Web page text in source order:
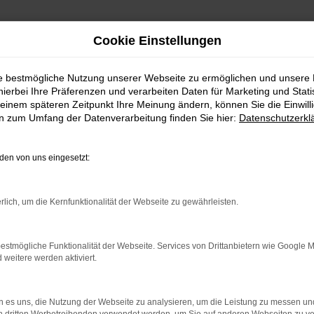
2 Möglichkeiten. Sehen Sie sich mit Klick auf „Unser
Probefahren. Oder Sie klicken auf den Button
können wir dann für Sie beschaffen. Wir freuen uns auf
Cookie Einstellungen
bestmögliche Nutzung unserer Webseite zu ermöglichen und unsere
Ihre Präferenzen und verarbeiten Daten für Marketing und
späteren Zeitpunkt Ihre Meinung ändern, können Sie die
zum Umfang der Datenverarbeitung finden Sie hier:
von uns eingesetzt:
um die Kernfunktionalität der Webseite zu gewährleisten.
Funktionalität der Webseite. Services von Drittanbietern wie Google
weitere werden aktiviert.
es uns, die Nutzung der Webseite zu analysieren, um die Leistung zu messen